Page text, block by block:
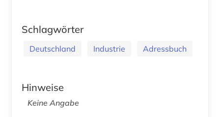
Schlagwörter
Deutschland Industrie Adressbuch
Hinweise
Keine Angabe